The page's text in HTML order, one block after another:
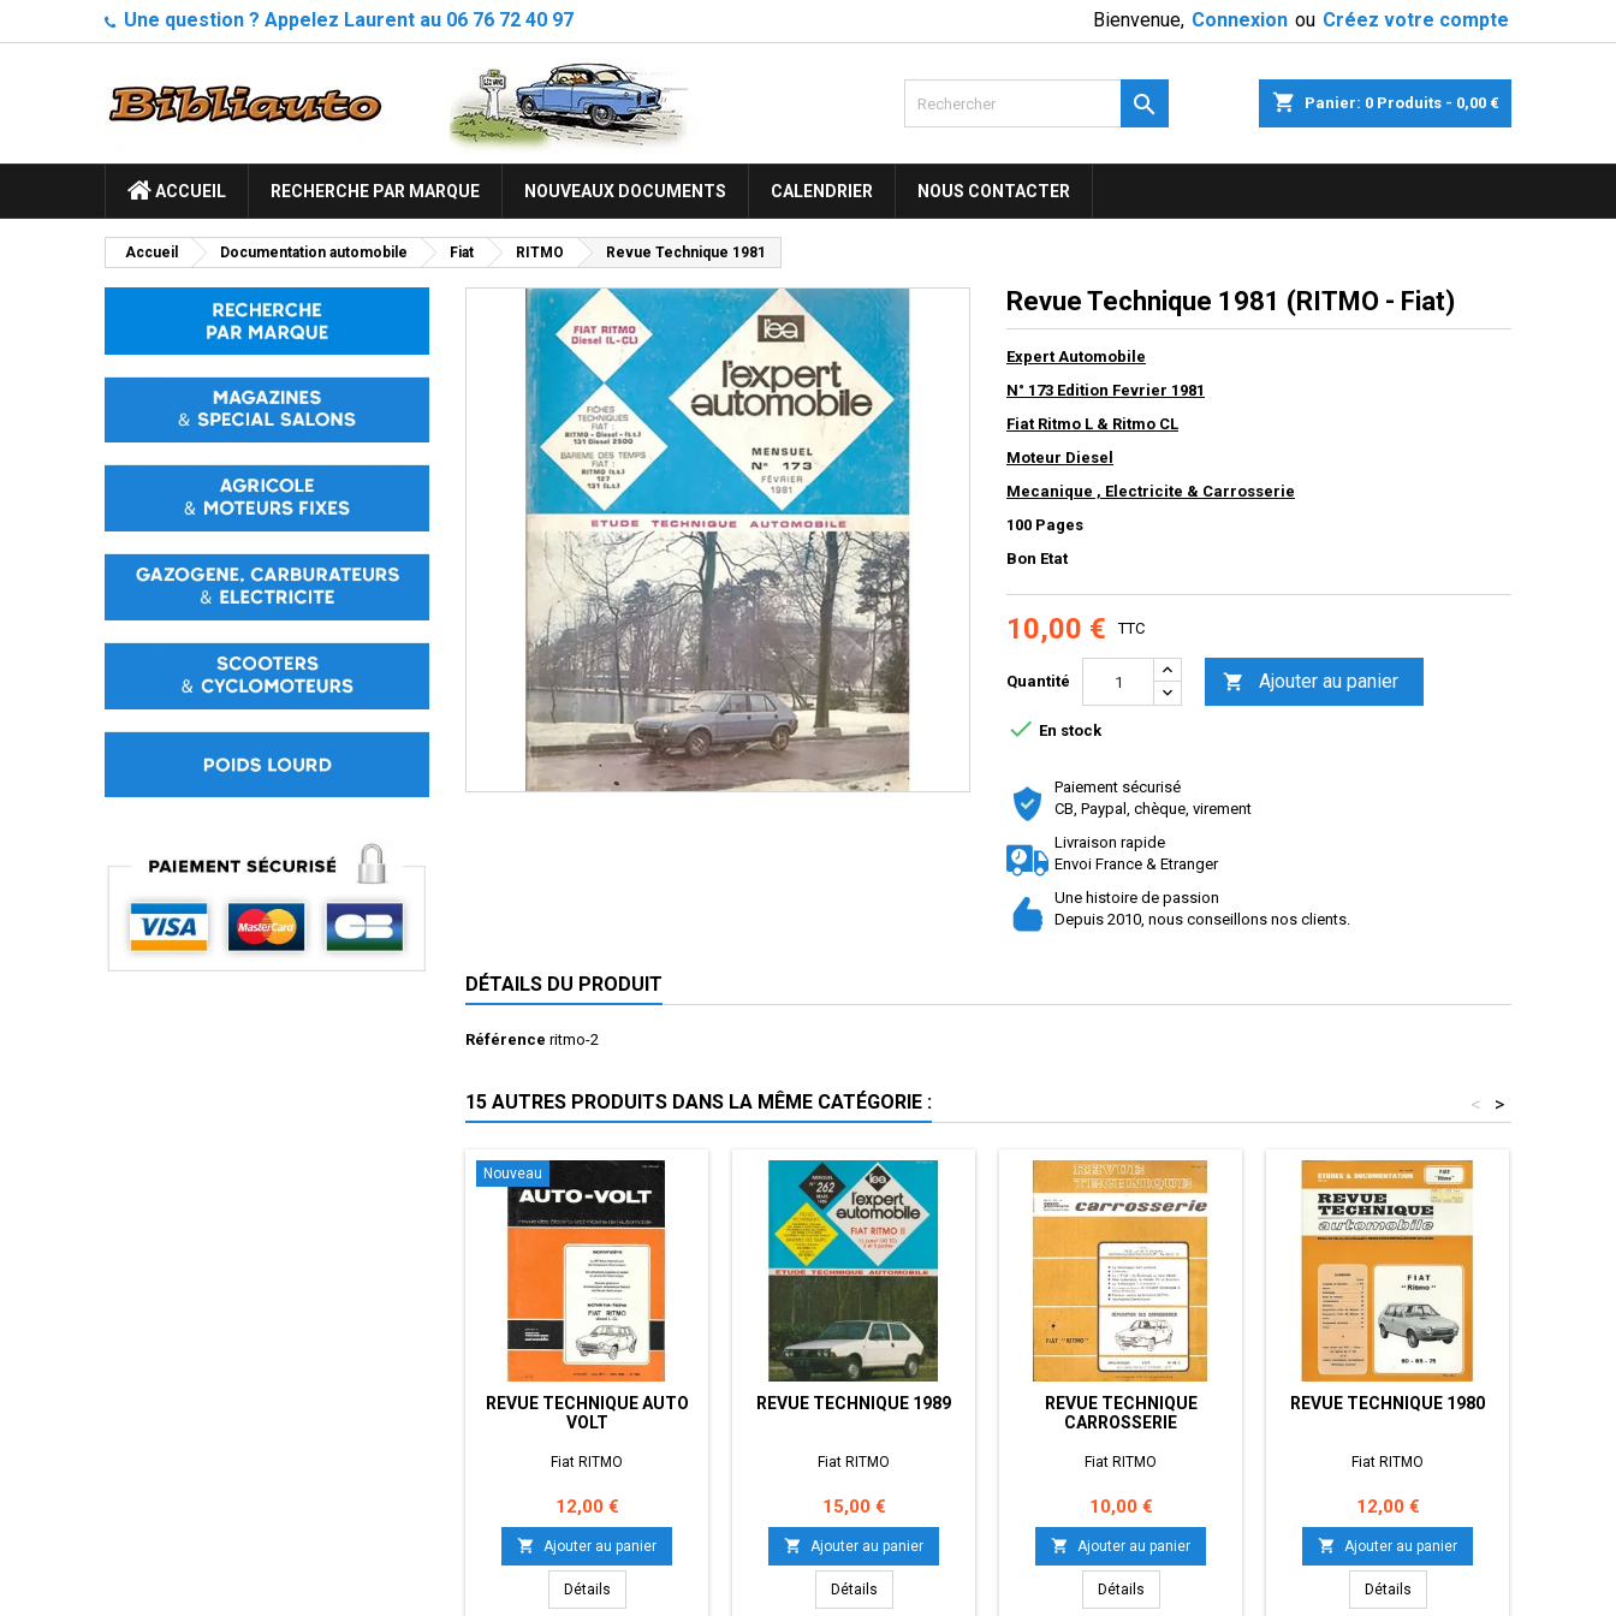
Une question ? Appelez Laurent au 06 76 72 40 97 Bienvenue, Connexion ou Créez votre compte
shopping_cart Panier: 0 Produits - 0,00 €

ACCUEIL RECHERCHE PAR MARQUE NOUVEAUX DOCUMENTS CALENDRIER NOUS CONTACTER
Accueil Documentation automobile Fiat RITMO Revue Technique 1981
Revue Technique 1981 (RITMO - Fiat)
Expert Automobile
N° 173 Edition Fevrier 1981
Fiat Ritmo L & Ritmo CL
Moteur Diesel
Mecanique , Electricite & Carrosserie
100 Pages
Bon Etat
10,00 € TTC
Quantité  Ajouter au panier
 En stock
Paiement sécurisé
CB, Paypal, chèque, virement
Livraison rapide
Envoi France & Etranger
Une histoire de passion
Depuis 2010, nous conseillons nos clients.
DÉTAILS DU PRODUIT
Référence ritmo-2
15 AUTRES PRODUITS DANS LA MÊME CATÉGORIE : >
<
Nouveau
REVUE TECHNIQUE AUTO
VOLT
Fiat RITMO
Prix
12,00 €
 Ajouter au panier
Détails
REVUE TECHNIQUE 1989
Fiat RITMO
Prix
15,00 €
 Ajouter au panier
Détails
REVUE TECHNIQUE
CARROSSERIE
Fiat RITMO
Prix
10,00 €
 Ajouter au panier
Détails
REVUE TECHNIQUE 1980
Fiat RITMO
Prix
12,00 €
 Ajouter au panier
Détails